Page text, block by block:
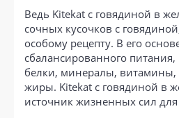
Ведь Kitekat с говядиной в
сочных кусочков с
особому рецепту. В его
сбалансированного
белки, минералы,
жиры. Kitekat с говядиной в
источник жизненных сил